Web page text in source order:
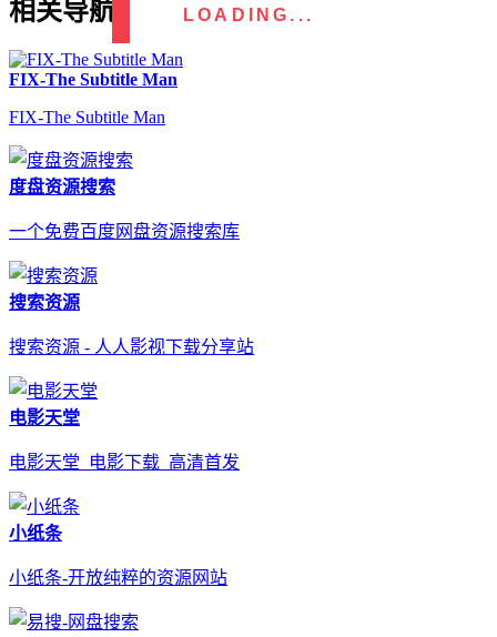
LOADING...
相关导航
FIX-The Subtitle Man
FIX-The Subtitle Man
度盘资源搜索
一个免费百度网盘资源搜索库
搜索资源
搜索资源 - 人人影视下载分享站
电影天堂
电影天堂_电影下载_高清首发
小纸条
小纸条-开放纯粹的资源网站